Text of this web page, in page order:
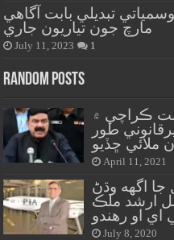
جولاءِ16تي موسمياتي تبديلي بابت آگاهي
مارچ جون تياريون جاري
July 11, 2023 1
Random Posts
ڪراچي ۾
طور
ملائي ڇڏيو
April 11, 2021
جا اگهه وڌڻ
ارشد ملڪ
July 8, 2020